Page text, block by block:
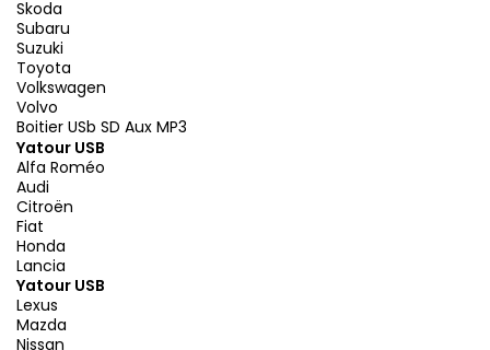
Skoda
Subaru
Suzuki
Toyota
Volkswagen
Volvo
Boitier USb SD Aux MP3
Yatour USB
Alfa Roméo
Audi
Citroën
Fiat
Honda
Lancia
Yatour USB
Lexus
Mazda
Nissan